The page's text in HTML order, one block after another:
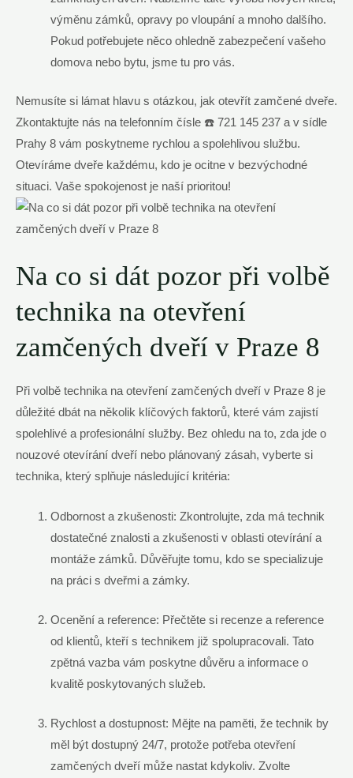
výměnu ⁢zámků, opravy⁢ po⁣ vloupání a⁣ mnoho dalšího.
Pokud potřebujete něco ohledně zabezpečení vašeho
domova ​nebo bytu, jsme ⁣tu pro vás.
Nemusíte‍ si​ lámat hlavu s otázkou, jak ⁤otevřít zamčené dveře.
Zkontaktujte nás​ na telefonním čísle ☎️ 721 145 237 a v sídle
‌Prahy ‌8 ⁣vám poskytneme‍ rychlou a spolehlivou službu.
Otevíráme dveře každému, kdo je ocitne v ⁤bezvýchodné
situaci. Vaše spokojenost je naší prioritou!
Na co si dát pozor při volbě
⁤technika⁣ na otevření
zamčených dveří v Praze 8
Při ​volbě technika na⁤ otevření zamčených ‍dveří ⁣v Praze 8 je
důležité ⁤dbát na několik ⁣klíčových faktorů,⁤ které vám zajistí
spolehlivé a ⁢profesionální služby. Bez ​ohledu na to,‌ zda jde o
nouzové otevírání⁢ dveří‌ nebo​ plánovaný ⁣zásah, ⁢vyberte si
technika, který ⁢splňuje‌ následující kritéria:
Odbornost ⁣a zkušenosti: Zkontrolujte, zda‍ má technik
dostatečné⁤ znalosti a zkušenosti v oblasti otevírání⁣ a
montáže zámků. Důvěřujte ‌tomu, kdo ⁤se​ specializuje
‍na práci s dveřmi a zámky.
Ocenění a reference: Přečtěte si recenze⁤ a reference
od klientů, kteří s technikem již spolupracovali. Tato
zpětná vazba vám⁢ poskytne důvěru a informace o
kvalitě poskytovaných služeb.
Rychlost‌ a ⁤dostupnost: Mějte na paměti, že technik ⁤by
měl být dostupný⁤ 24/7, protože potřeba otevření
zamčených dveří ⁣může⁣ nastat kdykoliv. ‍Zvolte